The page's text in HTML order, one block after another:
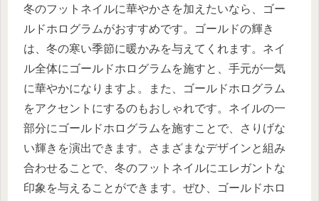
冬のフットネイルに華やかさを加えたいなら、ゴー
ルドホログラムがおすすめです。ゴールドの輝き
は、冬の寒い季節に暖かみを与えてくれます。ネイ
ル全体にゴールドホログラムを施すと、手元が一気
に華やかになりますよ。また、ゴールドホログラム
をアクセントにするのもおしゃれです。ネイルの一
部分にゴールドホログラムを施すことで、さりげな
い輝きを演出できます。さまざまなデザインと組み
合わせることで、冬のフットネイルにエレガントな
印象を与えることができます。ぜひ、ゴールドホロ